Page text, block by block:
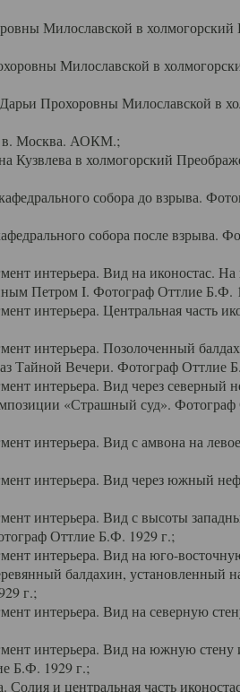
Милославской в холмогорский
Милославской в
Прохоровны Милославской в
в. Москва. АОКМ.;
в холмогорский
собора до взрыва.
собора после взрыва.
интерьера. Вид на иконостас.
Петром I. Фотограф Оттлие Б.Ф.
интерьера. Центральная часть
интерьера. Позолоченный
Тайной Вечери. Фотограф Оттлие
интерьера. Вид через северный
«Страшный суд».
интерьера. Вид с амвона на
интерьера. Вид через южный
интерьера. Вид с высоты
Оттлие Б.Ф. 1929 г.;
интерьера. Вид на юго-
балдахин, установленный
г.;
интерьера. Вид на северную
интерьера. Вид на южную стену
Б.Ф. 1929 г.;
и центральная часть